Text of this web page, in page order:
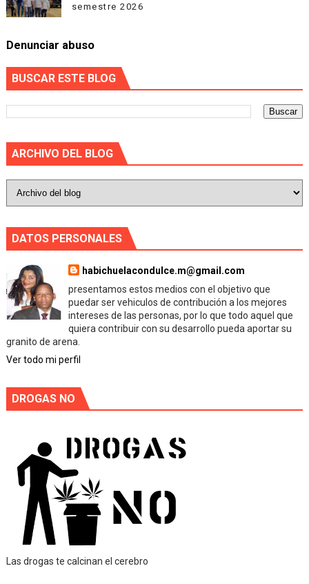
semestre 2026
Denunciar abuso
BUSCAR ESTE BLOG
ARCHIVO DEL BLOG
DATOS PERSONALES
habichuelacondulce.m@gmail.com
presentamos estos medios con el objetivo que
puedar ser vehiculos de contribución a los mejores
intereses de las personas, por lo que todo aquel que
quiera contribuir con su desarrollo pueda aportar su
granito de arena.
Ver todo mi perfil
DROGAS NO
Las drogas te calcinan el cerebro